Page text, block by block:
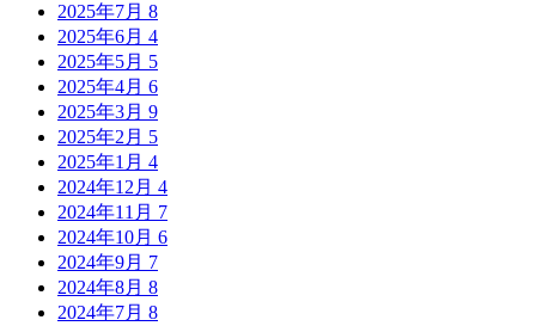
2025年7月 8
2025年6月 4
2025年5月 5
2025年4月 6
2025年3月 9
2025年2月 5
2025年1月 4
2024年12月 4
2024年11月 7
2024年10月 6
2024年9月 7
2024年8月 8
2024年7月 8